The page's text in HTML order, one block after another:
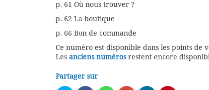
p. 61 Où nous trouver ?
p. 62 La boutique
p. 66 Bon de commande
Ce numéro est disponible dans les points de
Les anciens numérosrestent encore
Partager sur